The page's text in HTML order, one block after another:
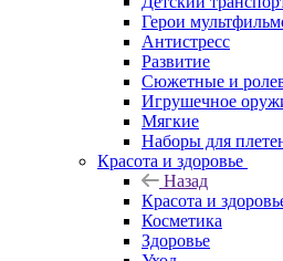
Герои
Антистресс
Развитие
Сюжетные и
Игрушечное
Мягкие
Наборы для
Красота и здоровье
Назад
Красота и
Косметика
Здоровье